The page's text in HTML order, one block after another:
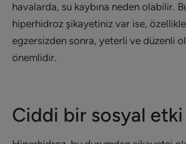
havalarda, su kaybına neden olabilir.
hiperhidroz şikayetiniz var ise,
egzersizden sonra, yeterli ve düzenli
önemlidir.
Ciddi bir sosyal etki